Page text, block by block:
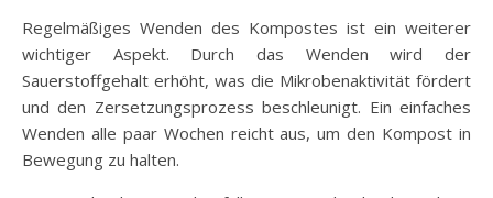
Regelmäßiges Wenden des Kompostes ist ein weiterer
wichtiger Aspekt. Durch das Wenden wird der
Sauerstoffgehalt erhöht, was die Mikrobenaktivität fördert
und den Zersetzungsprozess beschleunigt. Ein einfaches
Wenden alle paar Wochen reicht aus, um den Kompost in
Bewegung zu halten.